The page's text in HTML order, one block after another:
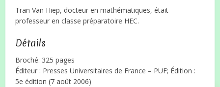
Tran Van Hiep, docteur en mathématiques, était
professeur en classe préparatoire HEC.
Détails
Broché: 325 pages
Éditeur : Presses Universitaires de France – PUF; Édition :
5e édition (7 août 2006)